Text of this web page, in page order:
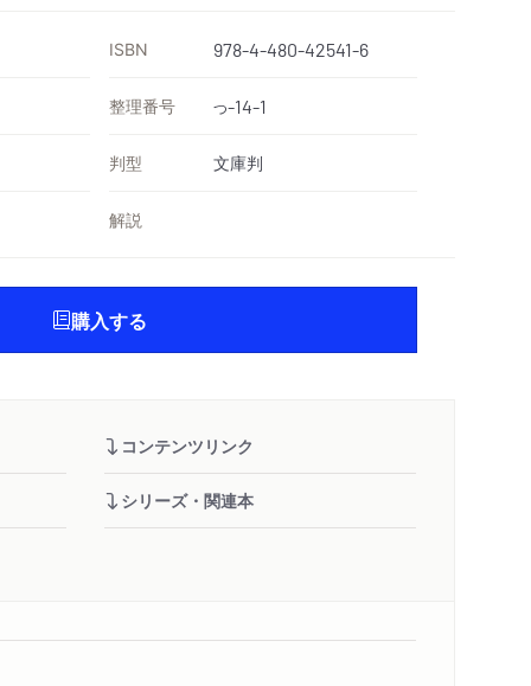
ISBN 978-4-480-42541-6
整理番号 つ-14-1
判型 文庫判
解説
購入する
コンテンツリンク
シリーズ・関連本